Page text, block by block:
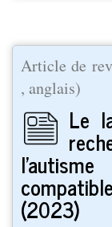
Article de
, anglais)
Le
(2023)